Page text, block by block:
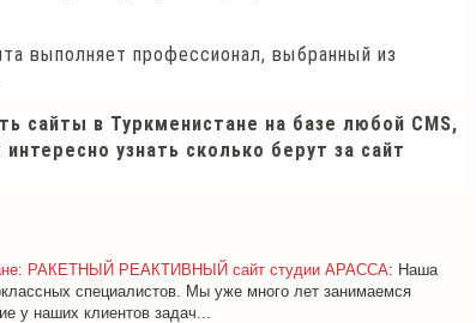
выполняет профессионал, выбранный из
сайты в Туркменистане на базе любой CMS,
узнать сколько берут за сайт
РАКЕТНЫЙ РЕАКТИВНЫЙ сайт студии АРАССА: Наша
специалистов. Мы уже много лет занимаемся
у наших клиентов задач...